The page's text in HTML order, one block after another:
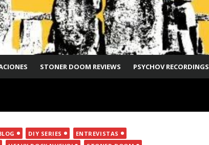
STONER DOOM REVIEWS PSYCHOV RECORDINGS
DIY SERIES
ENTREVISTAS